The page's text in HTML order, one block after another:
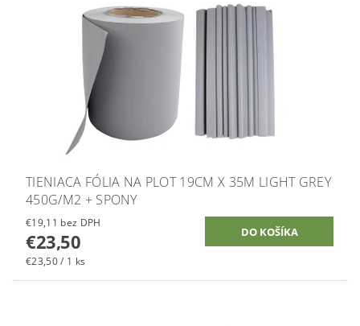
TIENIACA FÓLIA NA PLOT 19CM X 35M LIGHT GREY
450G/M2 + SPONY
€19,11 bez DPH
€23,50
€23,50 / 1 ks